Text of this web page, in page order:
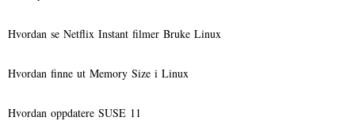
Hvordan se Netflix Instant filmer Bruke Linux
Hvordan finne ut Memory Size i Linux
Hvordan oppdatere SUSE 11